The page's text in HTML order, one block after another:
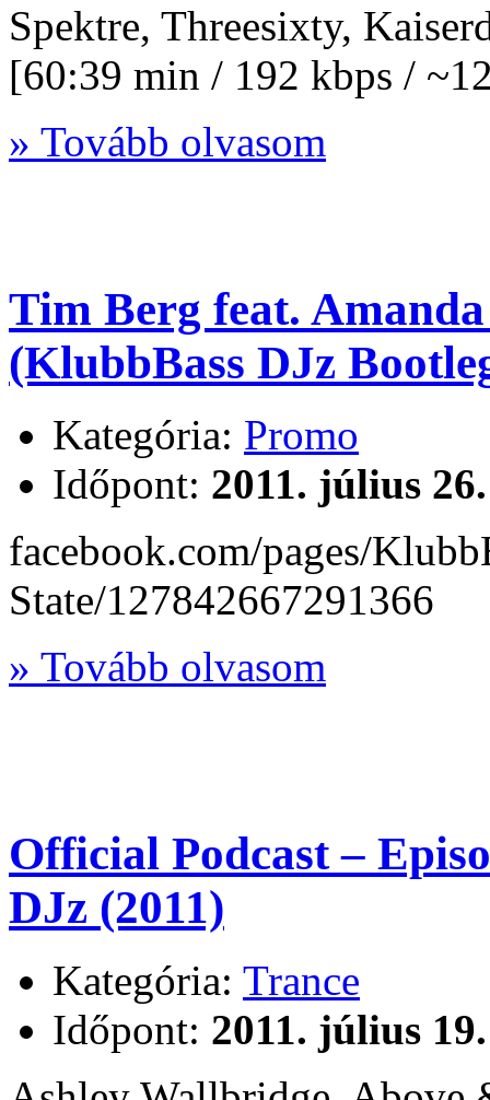
Spektre, Threesixty,
[60:39 min / 192 kbps /
» Tovább olvasom
Tim Berg feat.
(KlubbBass DJz
Kategória: Promo
Időpont: 2011. július
facebook.com/pages/
State/127842667291366
» Tovább olvasom
Official Podcast –
DJz (2011)
Kategória: Trance
Időpont: 2011. július